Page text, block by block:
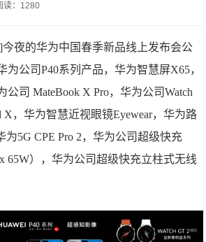
读：1280
夜的华为中国春季新品线上发布会公
为公司P40系列产品，华为智慧屏X65，
司 MateBook X Pro，华为公司Watch
X，华为智慧近视眼镜Eyewear，华为路
5G CPE Pro 2，华为公司超级快充
65W），华为公司超级快充立柱式无线